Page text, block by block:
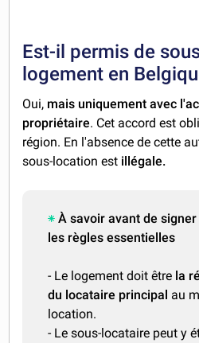
Est-il permis de
logement en
Oui, mais uniquement avec
propriétaire. Cet accord est
région. En l'absence de cette
sous-location est illégale.
À savoir avant de
les règles essentielles
- Le logement doit être la
du locataire principal au
location.
- Le sous-locataire peut y